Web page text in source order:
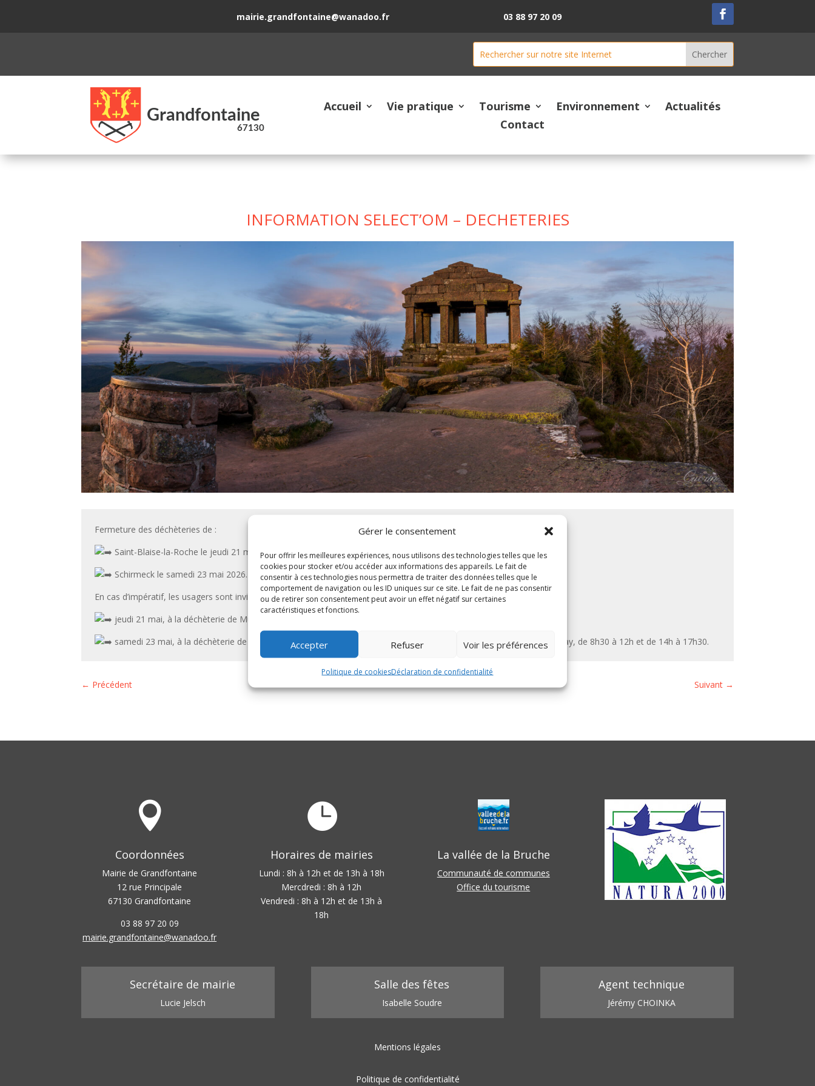
Gérer le consentement
Pour offrir les meilleures expériences, nous utilisons des technologies telles que les
cookies pour stocker et/ou accéder aux informations des appareils. Le fait de
consentir à ces technologies nous permettra de traiter des données telles que le
comportement de navigation ou les ID uniques sur ce site. Le fait de ne pas consentir
ou de retirer son consentement peut avoir un effet négatif sur certaines
caractéristiques et fonctions.
Accepter Refuser Voir les préférences
Politique de cookiesDéclaration de confidentialité
mairie.grandfontaine@wanadoo.fr 03 88 97 20 09
Accueil Vie pratique Tourisme Environnement
Actualités
Contact
INFORMATION SELECT’OM – DECHETERIES
Fermeture des déchèteries de :
Saint-Blaise-la-Roche le jeudi 21 mai 2026.
Schirmeck le samedi 23 mai 2026.
En cas d’impératif, les usagers sont invités à se rendre :
jeudi 21 mai, à la déchèterie de Muhlbach-sur-Bruche, rue de la Gare, ouverte de 8h30 à 12h et de 14h à 17h30.
samedi 23 mai, à la déchèterie de Muhlbach-sur-Bruche ou à la déchèterie de Saint-Blaise-la-Roche, route de Poutay, de 8h30 à 12h et de 14h à 17h30.
← Précédent Suivant→

Coordonnées
Mairie de Grandfontaine
12 rue Principale
67130 Grandfontaine
03 88 97 20 09
mairie.grandfontaine@wanadoo.fr

Horaires de mairies
Lundi : 8h à 12h et de 13h à 18h
Mercdredi : 8h à 12h
Vendredi : 8h à 12h et de 13h à
18h
La vallée de la Bruche
Communauté de communes
Office du tourisme
Secrétaire de mairie
Lucie Jelsch
Salle des fêtes
Isabelle Soudre
Agent technique
Jérémy CHOINKA
Mentions légales
Politique de confidentialité